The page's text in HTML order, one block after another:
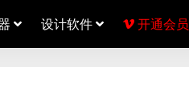
设计软件 开通会员